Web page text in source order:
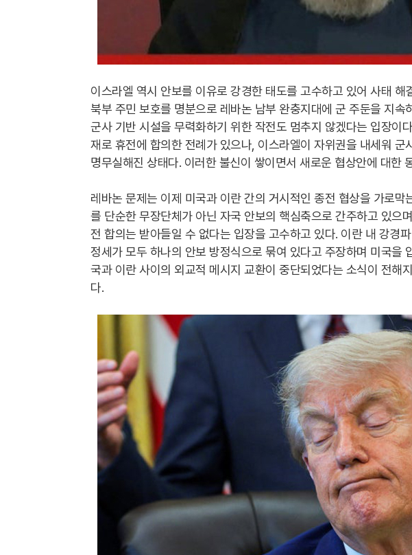
이스라엘 역시 안보를 이유로 강경한 태도를 고수하고 있어 사태 해
북부 주민 보호를 명분으로 레바논 남부 완충지대에 군 주둔을 지속
군사 기반 시설을 무력화하기 위한 작전도 멈추지 않겠다는 입장이
재로 휴전에 합의한 전례가 있으나, 이스라엘이 자위권을 내세워 군
명무실해진 상태다. 이러한 불신이 쌓이면서 새로운 협상안에 대한
레바논 문제는 이제 미국과 이란 간의 거시적인 종전 협상을 가로막
를 단순한 무장단체가 아닌 자국 안보의 핵심축으로 간주하고 있으
전 합의는 받아들일 수 없다는 입장을 고수하고 있다. 이란 내 강경
정세가 모두 하나의 안보 방정식으로 묶여 있다고 주장하며 미국을
국과 이란 사이의 외교적 메시지 교환이 중단되었다는 소식이 전해
다.